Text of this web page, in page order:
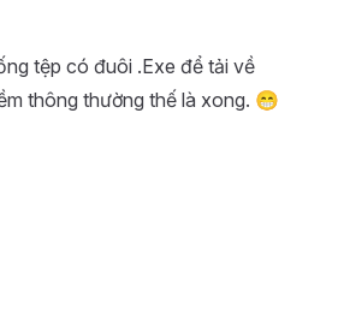
tệp có đuôi .Exe để tải về
thông thường thế là xong. 😁